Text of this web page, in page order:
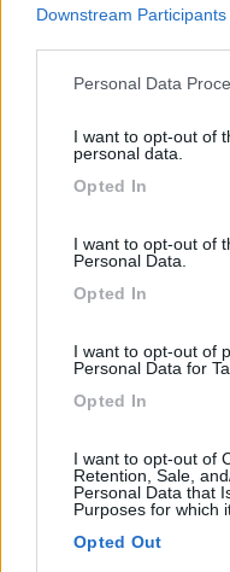
Downstream Participants
Please note that this
not limited to your visit
grant or deny consent
use your data for below
Personal Data
I want to opt-out of
personal data.
Opted In
I want to opt-out of
Personal Data.
Opted In
I want to opt-out of
Personal Data for
Opted In
I want to opt-out of
Retention, Sale,
Personal Data that
Purposes for which
Opted Out
Area di sosta (PS)
Parcheggio